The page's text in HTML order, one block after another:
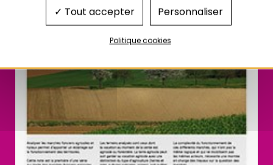
Tout accepter
Personnaliser
Politique cookies